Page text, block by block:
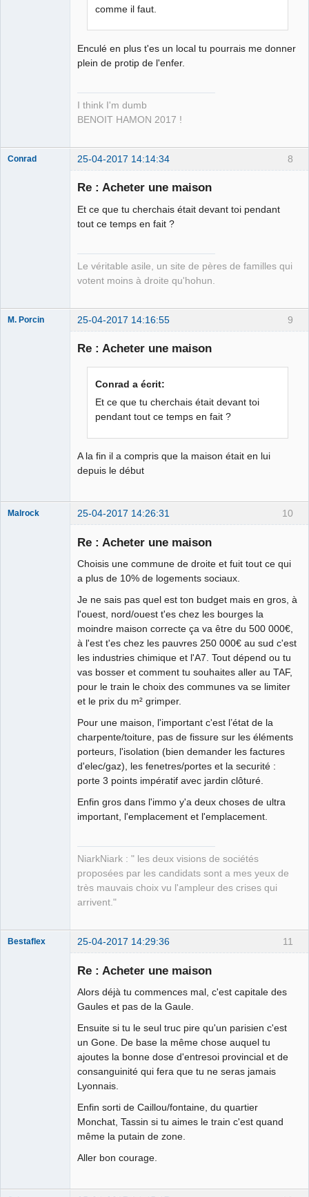
comme il faut.
Enculé en plus t'es un local tu pourrais me donner
plein de protip de l'enfer.
I think I'm dumb
BENOIT HAMON 2017 !
8
Conrad 25-04-2017 14:14:34
Re : Acheter une maison
Et ce que tu cherchais était devant toi pendant
tout ce temps en fait ?
Le véritable asile, un site de pères de familles qui
votent moins à droite qu'hohun.
9
M. Porcin 25-04-2017 14:16:55
Re : Acheter une maison
Conrad a écrit:
Et ce que tu cherchais était devant toi
pendant tout ce temps en fait ?
A la fin il a compris que la maison était en lui
depuis le début
10
Malrock 25-04-2017 14:26:31
Re : Acheter une maison
Choisis une commune de droite et fuit tout ce qui
a plus de 10% de logements sociaux.
Je ne sais pas quel est ton budget mais en gros, à
l'ouest, nord/ouest t'es chez les bourges la
moindre maison correcte ça va être du 500 000€,
à l'est t'es chez les pauvres 250 000€ au sud c'est
les industries chimique et l'A7. Tout dépend ou tu
vas bosser et comment tu souhaites aller au TAF,
pour le train le choix des communes va se limiter
et le prix du m² grimper.
Pour une maison, l'important c'est l’état de la
charpente/toiture, pas de fissure sur les éléments
porteurs, l'isolation (bien demander les factures
d'elec/gaz), les fenetres/portes et la securité :
porte 3 points impératif avec jardin clôturé.
Enfin gros dans l'immo y'a deux choses de ultra
important, l'emplacement et l'emplacement.
NiarkNiark : " les deux visions de sociétés
proposées par les candidats sont a mes yeux de
très mauvais choix vu l'ampleur des crises qui
arrivent."
11
Bestaflex 25-04-2017 14:29:36
Re : Acheter une maison
Alors déjà tu commences mal, c'est capitale des
Gaules et pas de la Gaule.
Ensuite si tu le seul truc pire qu'un parisien c'est
un Gone. De base la même chose auquel tu
ajoutes la bonne dose d'entresoi provincial et de
consanguinité qui fera que tu ne seras jamais
Lyonnais.
Enfin sorti de Caillou/fontaine, du quartier
Monchat, Tassin si tu aimes le train c'est quand
même la putain de zone.
Aller bon courage.